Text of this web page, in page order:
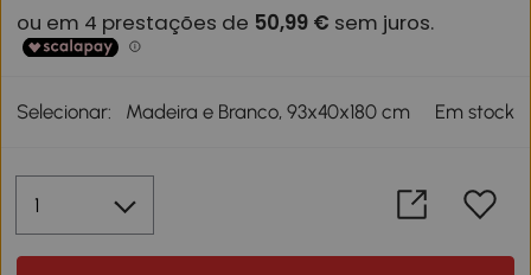
Selecionar: Madeira e Branco, 93x40x180 cm Em stock